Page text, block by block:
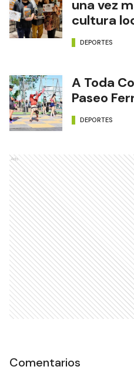
una vez
cultura
DEPORTES
A Toda
Paseo
DEPORTES
Ads
Comentarios